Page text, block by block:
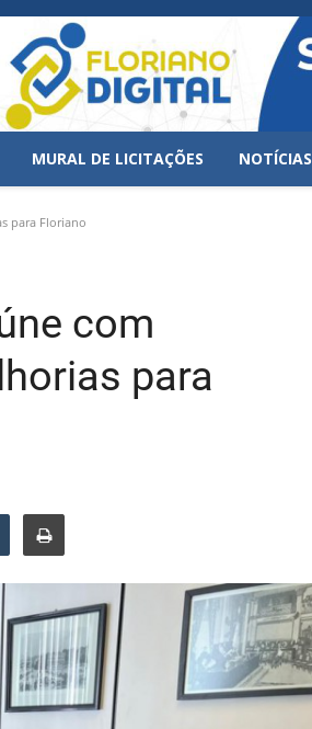
MURAL DE LICITAÇÕES NOTÍCIAS
para Floriano
com
para